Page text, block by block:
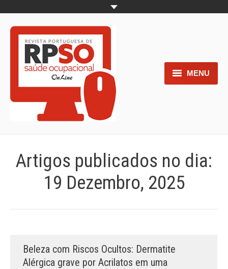
MENU
Home
Normas para os autores
Processo de submissão
Artigos publicados no dia:
19 Dezembro, 2025
Beleza com Riscos Ocultos: Dermatite
Alérgica grave por Acrilatos em uma